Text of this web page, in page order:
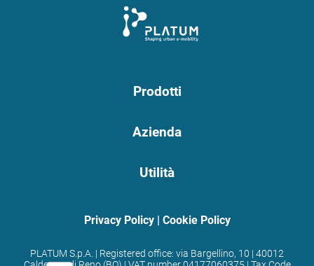
Prodotti
Azienda
Utilità
Privacy Policy| Cookie Policy
PLATUM S.p.A. | Registered office: via Bargellino, 10 | 40012